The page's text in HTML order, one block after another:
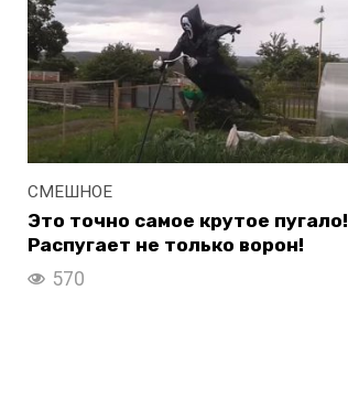
СМЕШНОЕ
Это точно самое крутое пугало!
Распугает не только ворон!
570